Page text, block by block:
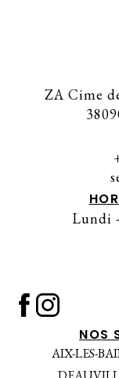
ZA Cime
Lundi
NOS
AIX-LES-